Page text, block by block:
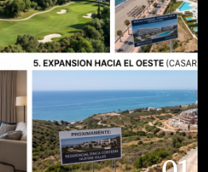
02
Sol: gestión hídrica,
del litoral